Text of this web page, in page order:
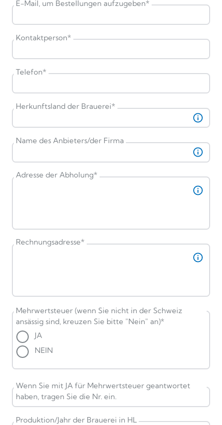
E-Mail, um Bestellungen aufzugeben*
Kontaktperson*
Telefon*
Herkunftsland der Brauerei*
Name des Anbieters/der Firma
Adresse der Abholung*
Rechnungsadresse*
Mehrwertsteuer (wenn Sie nicht in der Schweiz
ansässig sind, kreuzen Sie bitte "Nein" an)*
JA
NEIN
Wenn Sie mit JA für Mehrwertsteuer geantwortet
haben, tragen Sie die Nr. ein.
Produktion/Jahr der Brauerei in HL